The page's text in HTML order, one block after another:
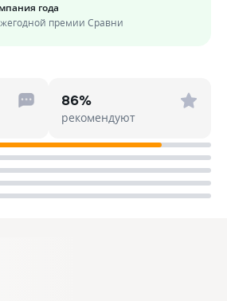
года
премии Сравни
86%
рекомендуют